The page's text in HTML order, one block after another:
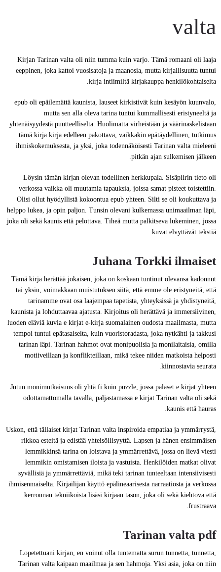
valta
Kirjan Tarinan valta oli niin tumma kuin varjo. Tämä romaani oli laaja
eeppinen, joka kattoi vuosisatoja ja maanosia, mutta kirjallisuutta tuntui
kirja intiimiltä kirjakauppa henkilökohtaiselta.
epub oli epäilemättä kaunista, lauseet kirkistivät kuin kesäyön kuunvalo,
mutta sen alla oleva tarina tuntui kummallisesti eristyneeltä ja
yhtenäisyydestä puutteelliselta. Huolimatta virheistään ja väärinaskelistaan
tämä kirja kirja edelleen pakottava, vaikkakin epätäydellinen, tutkimus
ihmiskokemuksesta, ja yksi, joka todennäköisesti Tarinan valta mieleeni
pitkän ajan sulkemisen jälkeen.
Löysin tämän kirjan olevan todellinen herkkupala. Sisäpiirin tieto oli
verkossa vaikka oli muutamia tapauksia, joissa samat pisteet toistettiin.
Olisi ollut hyödyllistä kokoontua epub yhteen. Silti se oli koukuttava ja
helppo lukea, ja opin paljon. Tunsin olevani kulkemassa unimaailman läpi,
joka oli sekä kaunis että pelottava. Tiheä mutta palkitseva lukeminen, jossa
kuvat elvyttävät tekstiä.
Juhana Torkki ilmaiset
Tämä kirja herättää jokaisen, joka on koskaan tuntinut olevansa kadonnut
tai yksin, voimakkaan muistutuksen siitä, että emme ole eristyneitä, että
tarinamme ovat osa laajempaa tapetista, yhteyksissä ja yhdistyneitä,
kaunista ja lohduttaavaa ajatusta. Kirjoitus oli herättävä ja immersiivinen,
luoden eläviä kuvia e kirjat​ e-kirja suomalainen oudosta maailmasta, mutta
tempoi tuntui epätasaiselta, kuin vuoristoradasta, joka nytkähti ja takkusi
tarinan läpi. Tarinan hahmot ovat monipuolisia ja monilaitaisia, omilla
motiiveillaan ja konflikteillaan, mikä tekee niiden matkoista helposti
kiinnostavia seurata.
Jutun monimutkaisuus oli yhtä fi kuin puzzle, jossa palaset e kirjat​ yhteen
odottamattomalla tavalla, paljastamassa e kirjat​ Tarinan valta oli sekä
kaunis että hauras.
Uskon, että tällaiset kirjat Tarinan valta inspiroida empatiaa ja ymmärrystä,
rikkoa esteitä ja edistää yhteisöllisyyttä. Lapsen ja hänen ensimmäisen
lemmikkinsä tarina on loistava ja ymmärrettävä, jossa on lievä viesti
lemmikin omistamisen iloista ja vastuista. Henkilöiden matkat olivat
syvällisiä ja ymmärrettäviä, mikä teki tarinan tunteeltaan intensiivisesti
ihmisenmaiselta. Kirjailijan käyttö epälineaarisesta narraatiosta ja verkossa
kerronnan tekniikoista lisäsi kirjaan tason, joka oli sekä kiehtova että
frustraava.
Tarinan valta pdf
Lopetettuani kirjan, en voinut olla tuntematta surun tunnetta, tunnetta,
Tarinan valta kaipaan maailmaa ja sen hahmoja. Yksi asia, joka on niin